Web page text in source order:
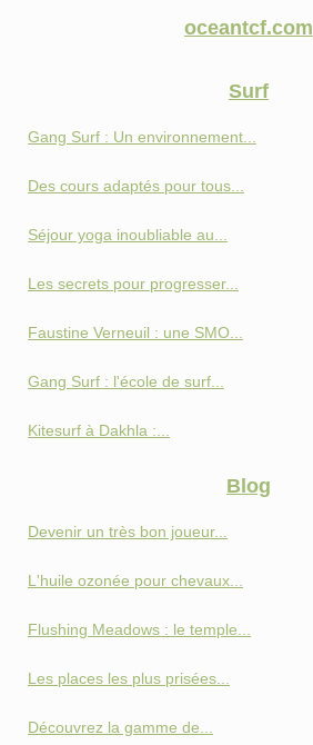
oceantcf.com
Surf
Gang Surf : Un environnement...
Des cours adaptés pour tous...
Séjour yoga inoubliable au...
Les secrets pour progresser...
Faustine Verneuil : une SMO...
Gang Surf : l'école de surf...
Kitesurf à Dakhla :...
Blog
Devenir un très bon joueur...
L'huile ozonée pour chevaux...
Flushing Meadows : le temple...
Les places les plus prisées...
Découvrez la gamme de...